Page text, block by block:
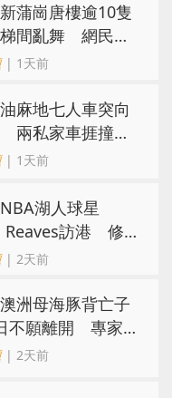
蒲崗唐樓逾10隻
間亂舞 網民嚇
經過都要好大勇
| 1天前
麻地七人車突向
兩私家車捱撞
而去
| 1天前
湖人球星
Reaves訪港 修
年交流球技
| 2天前
洲母海豚背亡子
不願離開 專家：
下的哀悼行為
| 2天前